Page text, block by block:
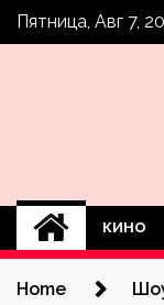
SkipПятница, Авг 7,
КИНО
Home